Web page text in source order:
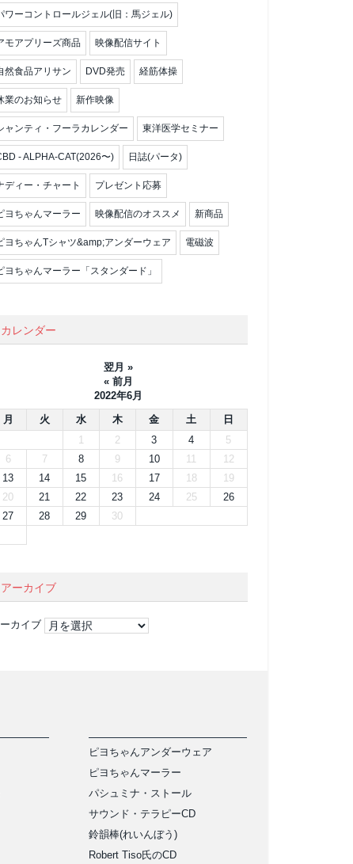
ワーコントロールジェル(旧：馬ジェル)
モアプリーズ商品 映像配信サイト
然食品アリサン DVD発売 経筋体操
業のお知らせ 新作映像
ャンティ・フーラカレンダー 東洋医学セミナー
- ALPHA-CAT(2026〜) 日誌(パータ)
ディー・チャート プレゼント応募
ヨちゃんマーラー 映像配信のオススメ 新商品
ヨちゃんTシャツ&amp;アンダーウェア 電磁波
ヨちゃんマーラー「スタンダード」
カレンダー
翌月 »
« 前月
2022年6月
月
火 水 木 金 土
日
1
2 3 4
5
6
7 8 9 10 11
12
13
14 15 16 17 18
19
20
21 22 23 24 25
26
27
28 29 30
アーカイブ
カイブ
ピヨちゃんアンダーウェア
ピヨちゃんマーラー
パシュミナ・ストール
サウンド・テラピーCD
鈴韻棒(れいんぼう)
Robert Tiso氏のCD